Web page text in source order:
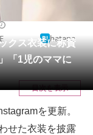
クス衣装に称賛
「1児のママに
hatena
目次を表示
を更新。
せた衣装を披露